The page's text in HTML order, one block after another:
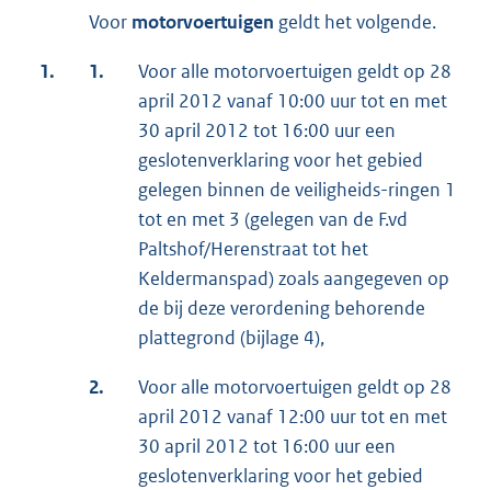
Voor motorvoertuigen geldt het volgende.
1. 1.
Voor alle motorvoertuigen geldt op 28
april 2012 vanaf 10:00 uur tot en met
30 april 2012 tot 16:00 uur een
geslotenverklaring voor het gebied
gelegen binnen de veiligheids-ringen 1
tot en met 3 (gelegen van de F.vd
Paltshof/Herenstraat tot het
Keldermanspad) zoals aangegeven op
de bij deze verordening behorende
plattegrond (bijlage 4),
2.
Voor alle motorvoertuigen geldt op 28
april 2012 vanaf 12:00 uur tot en met
30 april 2012 tot 16:00 uur een
geslotenverklaring voor het gebied